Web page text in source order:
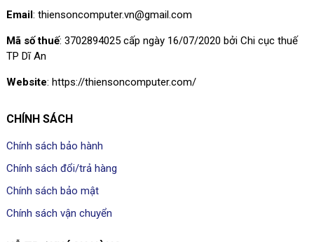
Email: thiensoncomputer.vn@gmail.com
Mã số thuế: 3702894025 cấp ngày 16/07/2020 bởi Chi cục thuế
TP Dĩ An
Website: https://thiensoncomputer.com/
CHÍNH SÁCH
Chính sách bảo hành
Chính sách đổi/trả hàng
Chính sách bảo mật
Chính sách vận chuyển